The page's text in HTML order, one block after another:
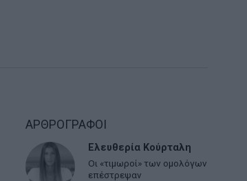
ΑΡΘΡΟΓΡΑΦΟΙ
Ελευθερία Κούρταλη
Οι «τιμωροί» των ομολόγων
επέστρεψαν